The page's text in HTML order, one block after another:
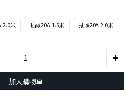
2.0米 插頭20A 1.5米 插頭20A 2.0米
加入購物車